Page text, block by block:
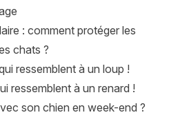
: comment protéger les
chats ?
ressemblent à un loup !
ressemblent à un renard !
son chien en week-end ?